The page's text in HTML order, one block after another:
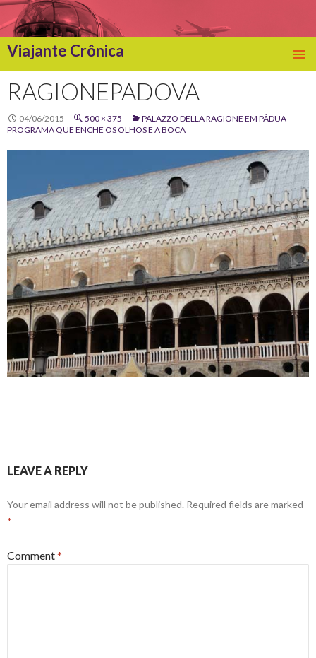
Viajante Crônica
TO
CONTENT
RAGIONEPADOVA
04/06/2015 500 × 375
PALAZZO DELLA RAGIONE EM PÁDUA –
PROGRAMA QUE ENCHE OS OLHOS E A BOCA
LEAVE A REPLY
Your email address will not be published. Required fields are marked
*
Comment*